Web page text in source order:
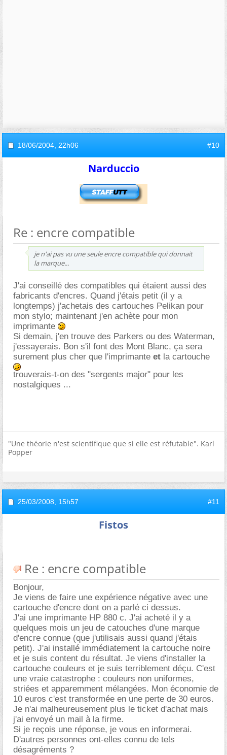
18/06/2004, 22h06 #10
Narduccio
Re : encre compatible
je n'ai pas vu une seule encre compatible qui donnait
la marque...
J'ai conseillé des compatibles qui étaient aussi des
fabricants d'encres. Quand j'étais petit (il y a
longtemps) j'achetais des cartouches Pelikan pour
mon stylo; maintenant j'en achète pour mon
imprimante
Si demain, j'en trouve des Parkers ou des Waterman,
j'essayerais. Bon s'il font des Mont Blanc, ça sera
surement plus cher que l'imprimante et la cartouche
trouverais-t-on des "sergents major" pour les
nostalgiques ...
"Une théorie n'est scientifique que si elle est réfutable". Karl
Popper
25/03/2008, 15h57 #11
Fistos
Re : encre compatible
Bonjour,
Je viens de faire une expérience négative avec une
cartouche d'encre dont on a parlé ci dessus.
J'ai une imprimante HP 880 c. J'ai acheté il y a
quelques mois un jeu de catouches d'une marque
d'encre connue (que j'utilisais aussi quand j'étais
petit). J'ai installé immédiatement la cartouche noire
et je suis content du résultat. Je viens d'installer la
cartouche couleurs et je suis terriblement déçu. C'est
une vraie catastrophe : couleurs non uniformes,
striées et apparemment mélangées. Mon économie de
10 euros c'est transformée en une perte de 30 euros.
Je n'ai malheureusement plus le ticket d'achat mais
j'ai envoyé un mail à la firme.
Si je reçois une réponse, je vous en informerai.
D'autres personnes ont-elles connu de tels
désagréments ?